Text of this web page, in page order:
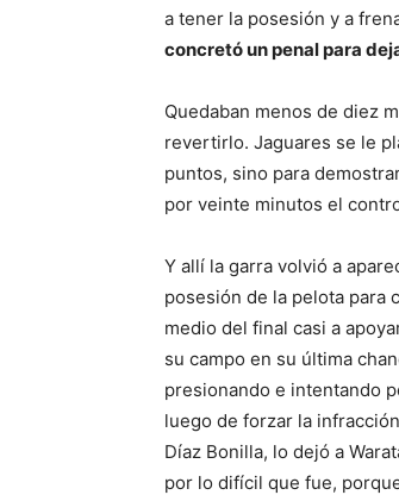
a tener la posesión y a
concretó un penal para
Quedaban menos de diez
revertirlo. Jaguares se le
puntos, sino para
por veinte minutos el
Y allí la garra volvió a
posesión de la pelota para
medio del final casi a
su campo en su última
presionando e intentando
luego de forzar la
Díaz Bonilla, lo dejó a
por lo difícil que fue,